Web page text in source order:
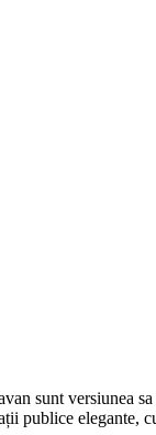
sunt versiunea
publice elegante,